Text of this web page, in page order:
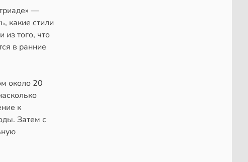
—
какие стили
из того, что
в ранние
около 20
к
Затем с